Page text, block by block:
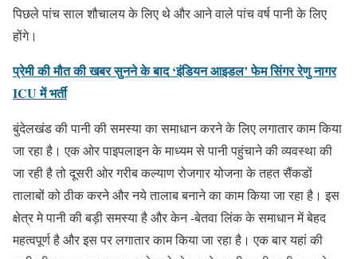
पिछले पांच साल शौचालय के लिए थे और आने वाले पांच वर्ष पानी के लिए
होंगे।
प्रेमी की मौत की खबर सुनने के बाद ‘इंडियन आइडल’ फेम सिंगर रेणु नागर
ICU में भर्ती
बुंदेलखंड की पानी की समस्या का समाधान करने के लिए लगातार काम किया
जा रहा है। एक ओर पाइपलाइन के माध्यम से पानी पहुंचाने की व्यवस्था की
जा रही है तो दूसरी ओर गरीब कल्याण रोजगार योजना के तहत सैंकडों
तालाबों को ठीक करने और नये तालाब बनाने का काम किया जा रहा है। इस
क्षेत्र मे पानी की बड़ी समस्या है और केन -बेतवा लिंक के समाधान में बेहद
महत्वपूर्ण है और इस पर लगातार काम किया जा रहा है। एक बार यहां की